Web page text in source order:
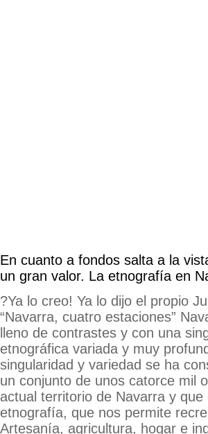
En cuanto a fondos salta a la
un gran valor. La etnografía en
?Ya lo creo! Ya lo dijo el propio
“Navarra, cuatro estaciones”
lleno de contrastes y con una
etnográfica variada y muy
singularidad y variedad se ha
un conjunto de unos catorce mil
actual territorio de Navarra y
etnografía, que nos permite
Artesanía, agricultura, hogar e